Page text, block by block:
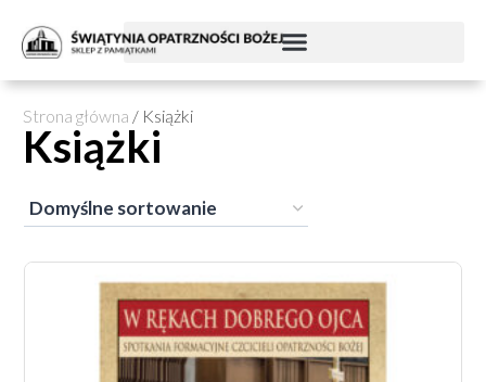
Strona główna / Książki
Książki